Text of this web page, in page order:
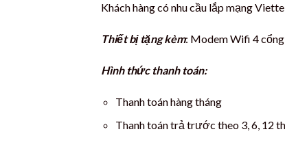
Khách hàng có nhu cầu lắp mạng
Thiết bị tặng kèm: Modem Wifi 4
Hình thức thanh toán:
Thanh toán hàng tháng
Thanh toán trả trước theo 3, 6, 12